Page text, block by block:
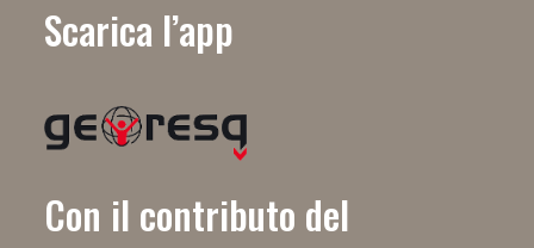
Scarica l’app
Con il contributo del